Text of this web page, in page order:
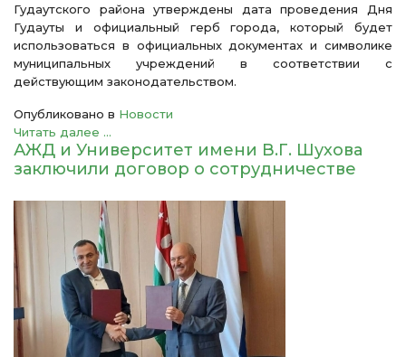
Гудаутского района утверждены дата проведения Дня
Гудауты и официальный герб города, который будет
использоваться в официальных документах и символике
муниципальных учреждений в соответствии с
действующим законодательством.
Опубликовано в Новости
Читать далее ...
АЖД и Университет имени В.Г. Шухова
заключили договор о сотрудничестве